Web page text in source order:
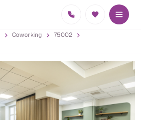
Coworking
75002